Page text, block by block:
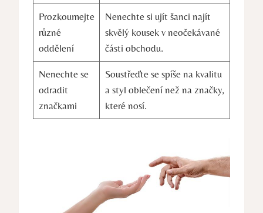
Prozkoumejte
různé
oddělení
Nenechte si ujít šanci najít
skvělý kousek v neočekávané
části obchodu.
Nenechte se
odradit
značkami
Soustřeďte se spíše na kvalitu
a styl oblečení⁣ než na značky,
​které nosí.